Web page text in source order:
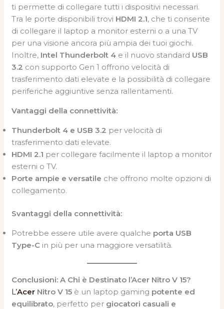
ti permette di collegare tutti i dispositivi necessari.
Tra le porte disponibili trovi HDMI 2.1, che ti consente
di collegare il laptop a monitor esterni o a una TV
per una visione ancora più ampia dei tuoi giochi.
Inoltre, Intel Thunderbolt 4 e il nuovo standard USB
3.2 con supporto Gen 1 offrono velocità di
trasferimento dati elevate e la possibilità di collegare
periferiche aggiuntive senza rallentamenti.
Vantaggi della connettività:
Thunderbolt 4 e USB 3.2 per velocità di
trasferimento dati elevate.
HDMI 2.1 per collegare facilmente il laptop a monitor
esterni o TV.
Porte ampie e versatile che offrono molte opzioni di
collegamento.
Svantaggi della connettività:
Potrebbe essere utile avere qualche porta USB
Type-C in più per una maggiore versatilità.
Conclusioni: A Chi è Destinato l’Acer Nitro V 15?
L’Acer Nitro V 15 è un laptop gaming potente ed
equilibrato, perfetto per giocatori casuali e